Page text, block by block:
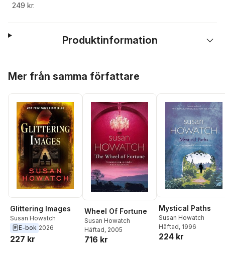
249 kr.
Produktinformation
Mer från samma författare
Glittering Images
Susan Howatch
E-bok 2026
227 kr
Wheel Of Fortune
Susan Howatch
Häftad, 2005
716 kr
Mystical Paths
Susan Howatch
Häftad, 1996
224 kr